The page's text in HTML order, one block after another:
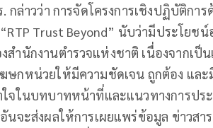
กล่าวว่า การจัดโครงการเชิงปฏิบัติก
Trust Beyond” นับว่ามีประโย
สำนักงานตำรวจแห่งชาติ เนื่องจากเ
ษกหน่วยให้มีความชัดเจน ถูกต้อง และ
ใจในบทบาทหน้าที่และแนวทางการป
นจะส่งผลให้การเผยแพร่ข้อมูล ข่าวส